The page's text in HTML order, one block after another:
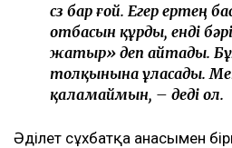
сөз бар ғой. Егер ертең
отбасын құрды, енді
жатыр» деп айтады.
толқынына ұласады.
қаламаймын, – деді ол.
Әділет сұхбатқа анасымен